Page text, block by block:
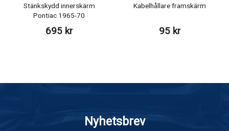
Stänkskydd innerskärm
Pontiac 1965-70
695 kr
Kabelhållare framskärm
95 kr
Nyhetsbrev